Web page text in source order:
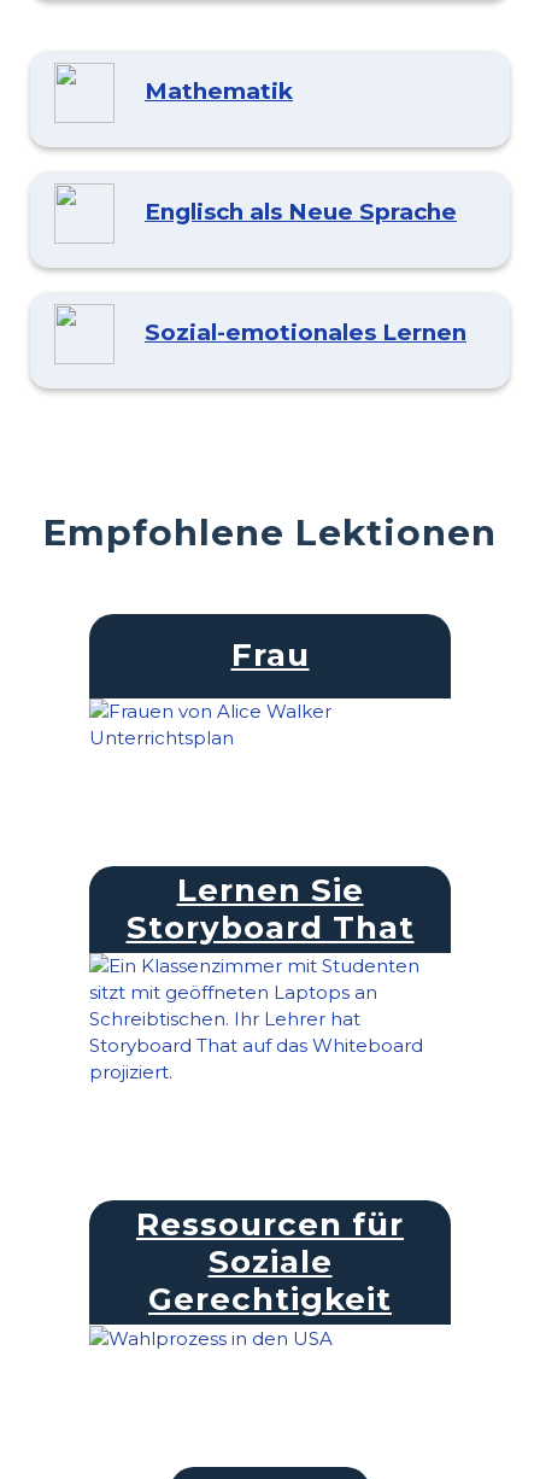
Mathematik
Englisch als Neue Sprache
Sozial-emotionales Lernen
Empfohlene Lektionen
Frau
Lernen Sie
Storyboard That
Ressourcen für
Soziale
Gerechtigkeit